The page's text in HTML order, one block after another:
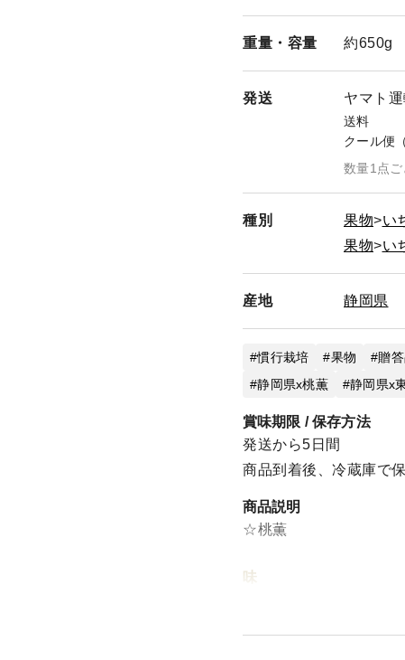
重量・ 容量 約650g
発送 ヤマト
送料
クール便
数量1点ご
種別 果物 い
果物
い
産地 静岡県
慣行栽培 果物 贈
静岡県x桃薫
静岡県x
賞味期限 / 保存方法
発送から5日間
商品到着後、冷蔵庫で
商品説明
☆桃薫
味
桃やココナッツに似た